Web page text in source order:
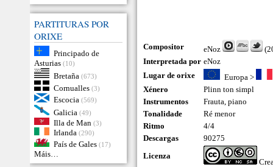
PARTITURAS POR
ORIXE
Principado de
Asturias (10)
Bretaña (673)
Cornualles (3)
Escocia (569)
Galicia (49)
Illa de Man (3)
Irlanda (290)
País de Gales (17)
Máis…
Compositor eNoz
Interpretada por eNoz
Lugar de orixe
Europa>
Xénero
Plinn ton simpl
Instrumentos
Frauta,piano
Tonalidade
Ré menor
Ritmo
4/4
Descargas
90275
Licenza